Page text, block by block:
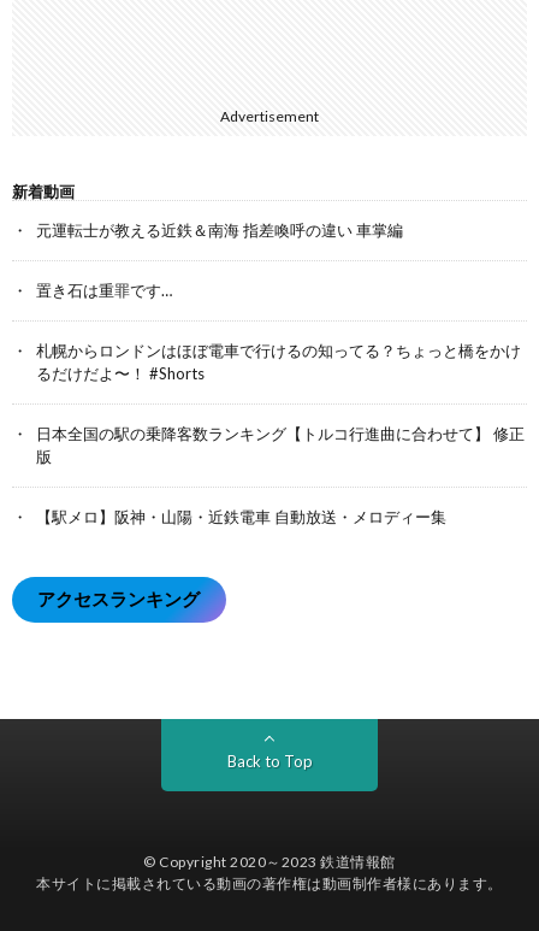
Advertisement
新着動画
元運転士が教える近鉄＆南海 指差喚呼の違い 車掌編
置き石は重罪です…
札幌からロンドンはほぼ電車で行けるの知ってる？ちょっと橋をかけ
るだけだよ〜！ #Shorts
日本全国の駅の乗降客数ランキング【トルコ行進曲に合わせて】 修正
版
【駅メロ】阪神・山陽・近鉄電車 自動放送・メロディー集
アクセスランキング
Back to Top
© Copyright 2020～2023鉄道情報館
本サイトに掲載されている動画の著作権は動画制作者様にあります。